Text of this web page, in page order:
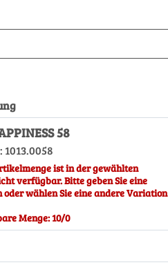
58
1013.0058
ist in der gewählten
verfügbar. Bitte geben Sie eine
oder wählen Sie eine andere Variation
Menge: 10/0